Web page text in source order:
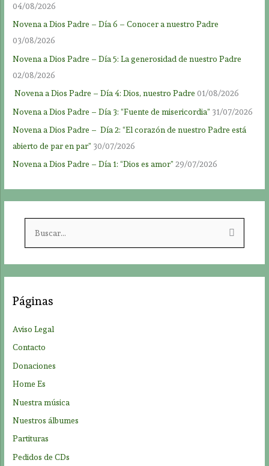
04/08/2026
Novena a Dios Padre – Día 6 – Conocer a nuestro Padre
03/08/2026
Novena a Dios Padre – Día 5: La generosidad de nuestro Padre
02/08/2026
Novena a Dios Padre – Día 4: Dios, nuestro Padre 01/08/2026
Novena a Dios Padre – Día 3: “Fuente de misericordia” 31/07/2026
Novena a Dios Padre – Día 2: “El corazón de nuestro Padre está
abierto de par en par” 30/07/2026
Novena a Dios Padre – Día 1: “Dios es amor” 29/07/2026
r
:
Páginas
Aviso Legal
Contacto
Donaciones
Home Es
Nuestra música
Nuestros álbumes
Partituras
Pedidos de CDs